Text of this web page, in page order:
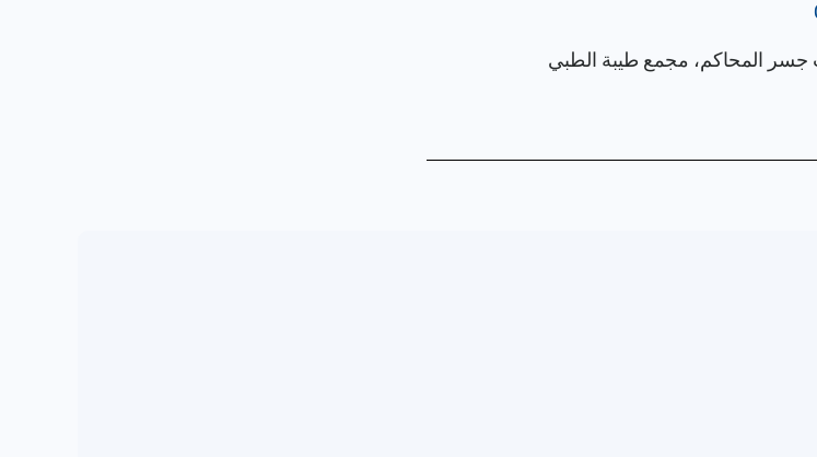
جسر المحاكم، مجمع طيبة الطبي